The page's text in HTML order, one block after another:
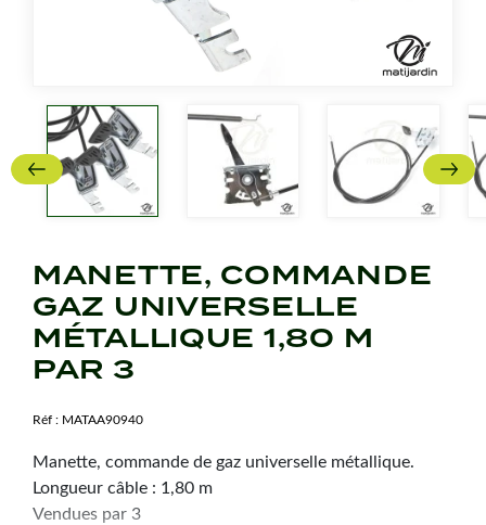
MANETTE, COMMANDE
GAZ UNIVERSELLE
MÉTALLIQUE 1,80 M
PAR 3
Réf : MATAA90940
Manette, commande de gaz universelle métallique.
Longueur câble : 1,80 m
Vendues par 3